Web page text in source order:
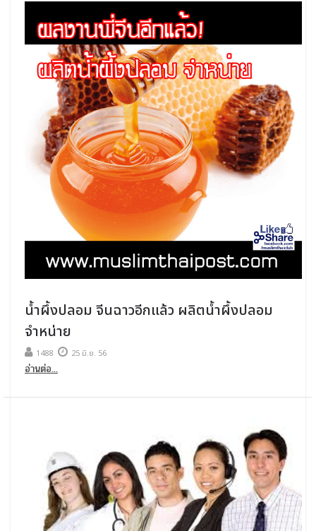
น้ำผึ้งปลอม จีนฉาวอีกแล้ว ผลิตน้ำผึ้งปลอม
จำหน่าย
1488 25 มิ.ย. 56
อ่านต่อ...